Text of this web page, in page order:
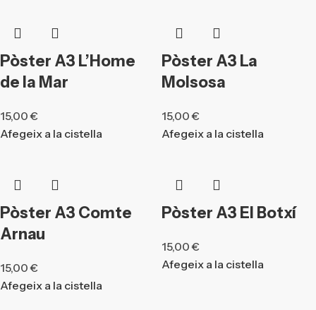
Pòster A3 L’Home
de la Mar
15,00€
Afegeix a la cistella
Pòster A3 La
Molsosa
15,00€
Afegeix a la cistella
Pòster A3 Comte
Arnau
15,00€
Afegeix a la cistella
Pòster A3 El Botxí
15,00€
Afegeix a la cistella